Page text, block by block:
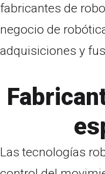
fabricantes de
negocio de
adquisiciones y
Las tecnologías